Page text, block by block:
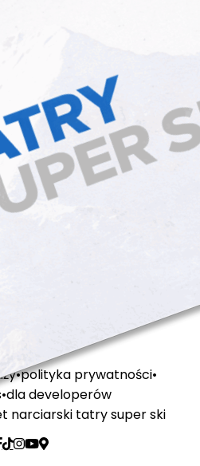
polityka prywatności
dla developerów
narciarski tatry super ski